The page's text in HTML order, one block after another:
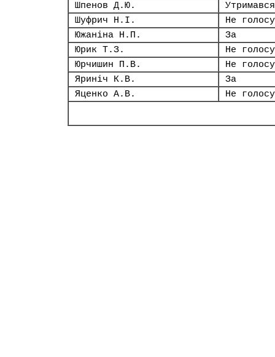
Шпенов Д.Ю.
Утримався
Шуфрич Н.І.
Не
Южаніна Н.П.
За
Юрик Т.З.
Не
Юрчишин П.В.
Не
Яриніч К.В.
За
Яценко А.В.
Не